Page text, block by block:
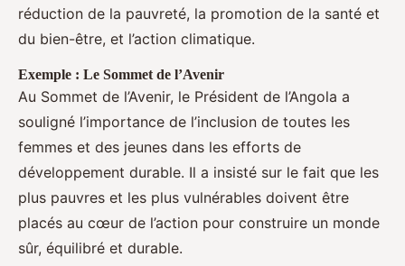
réduction de la pauvreté, la promotion de la santé et
du bien-être, et l’action climatique.
Exemple : Le Sommet de l’Avenir
Au Sommet de l’Avenir, le Président de l’Angola a
souligné l’importance de l’inclusion de toutes les
femmes et des jeunes dans les efforts de
développement durable. Il a insisté sur le fait que les
plus pauvres et les plus vulnérables doivent être
placés au cœur de l’action pour construire un monde
sûr, équilibré et durable.